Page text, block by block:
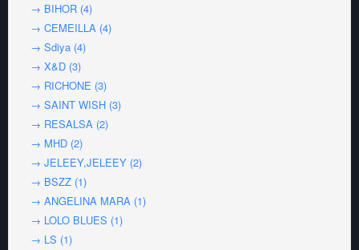
→ BIHOR (4)
→ CEMEILLA (4)
→ Sdiya (4)
→ X&D (3)
→ RICHONE (3)
→ SAINT WISH (3)
→ RESALSA (2)
→ MHD (2)
→ JELEEY,JELEEY (2)
→ BSZZ (1)
→ ANGELINA MARA (1)
→ LOLO BLUES (1)
→ LS (1)